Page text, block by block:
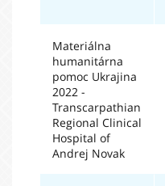
Materiálna
humanitárna
pomoc Ukrajina
2022 -
Transcarpathian
Regional Clinical
Hospital of
Andrej Novak